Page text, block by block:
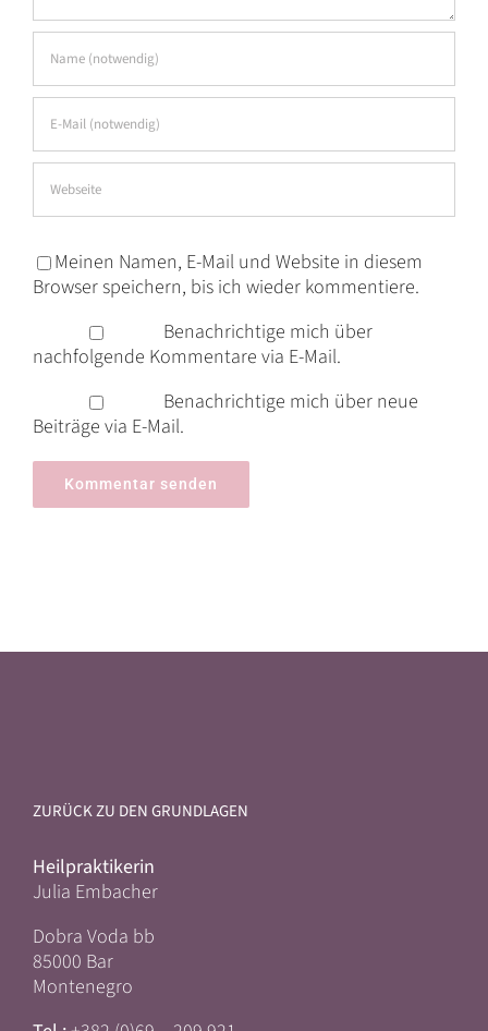
Meinen Namen, E-Mail und Website in diesem
Browser speichern, bis ich wieder kommentiere.
Benachrichtige mich über
nachfolgende Kommentare via E-Mail.
Benachrichtige mich über neue
Beiträge via E-Mail.
ZURÜCK ZU DEN GRUNDLAGEN
Heilpraktikerin
Julia Embacher
Dobra Voda bb
85000 Bar
Montenegro